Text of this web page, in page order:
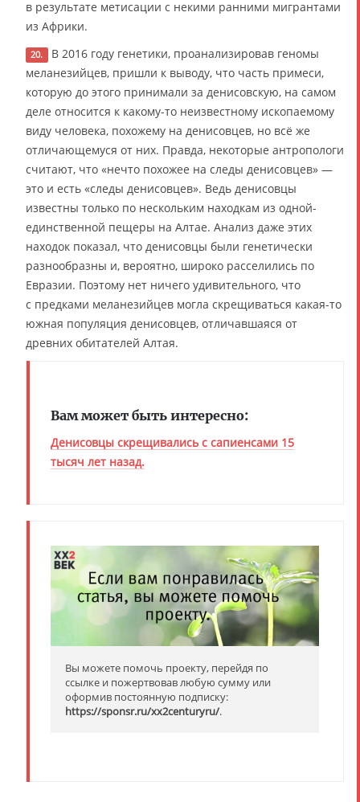
в результате метисации с некими ранними мигрантами
из Африки.
20. В 2016 году генетики, проанализировав геномы
меланезийцев, пришли к выводу, что часть примеси,
которую до этого принимали за денисовскую, на самом
деле относится к какому-то неизвестному ископаемому
виду человека, похожему на денисовцев, но всё же
отличающемуся от них. Правда, некоторые антропологи
считают, что «нечто похожее на следы денисовцев» —
это и есть «следы денисовцев». Ведь денисовцы
известны только по нескольким находкам из одной-
единственной пещеры на Алтае. Анализ даже этих
находок показал, что денисовцы были генетически
разнообразны и, вероятно, широко расселились по
Евразии. Поэтому нет ничего удивительного, что
с предками меланезийцев могла скрещиваться какая-то
южная популяция денисовцев, отличавшаяся от
древних обитателей Алтая.
Вам может быть интересно:
Денисовцы скрещивались с сапиенсами 15
тысяч лет назад.
Вы можете помочь проекту, перейдя по
ссылке и пожертвовав любую сумму или
оформив постоянную подписку:
https://sponsr.ru/xx2centuryru/.